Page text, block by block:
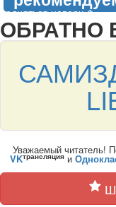
подняться наверх ↑
ОБРАТНО
Уважаемый читатель!
VKтрансляция и